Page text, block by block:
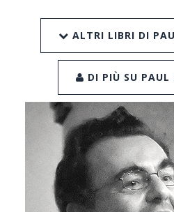
ALTRI LIBRI DI
DI PIÙ SU PAUL